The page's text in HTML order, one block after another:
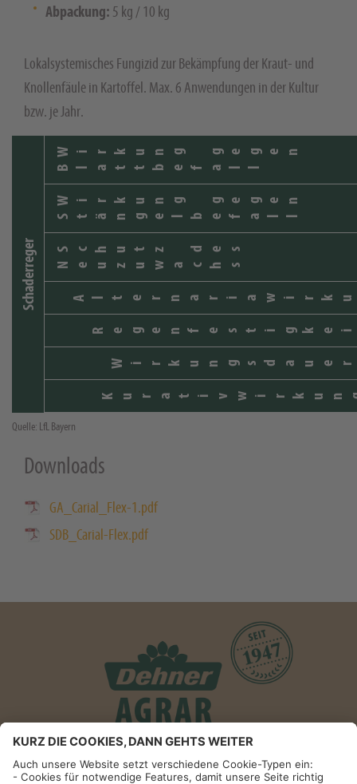
Abpackung: 5 kg / 10 kg
Lokalsystemisches Fungizid zur Bekämpfung der Kraut- und
Knollenfäule in Kartoffel. Max. 6 Anwendungen in der Kultur
bzw. je Jahr.
Schaderreger
Wirkungsdauer
Schutz des
Neuzuwachs
Wirkung gegen
Stängelbefall
Wirkung gegen
Blattbefall
Quelle: LfL Bayern
Downloads
GA_Carial_Flex-1.pdf
SDB_Carial-Flex.pdf